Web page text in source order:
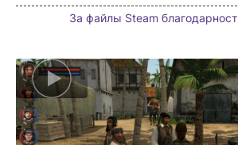
За файлы Steam